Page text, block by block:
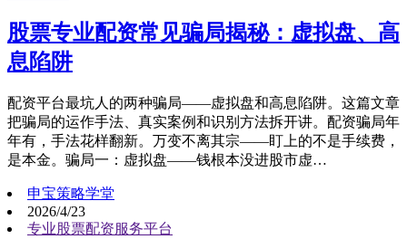
股票专业配资常见骗局揭秘：虚拟盘、高
息陷阱
配资平台最坑人的两种骗局——虚拟盘和高息陷阱。这篇文章
把骗局的运作手法、真实案例和识别方法拆开讲。配资骗局年
年有，手法花样翻新。万变不离其宗——盯上的不是手续费，
是本金。骗局一：虚拟盘——钱根本没进股市虚…
申宝策略学堂
2026/4/23
专业股票配资服务平台